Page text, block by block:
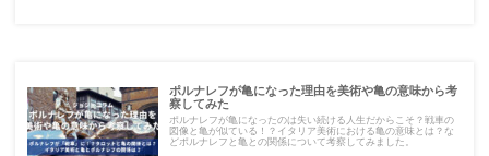
ポルナレフが亀になった理由を美術や亀の意味から考
察してみた
ポルナレフが亀になったのは失い続ける人生だからこそ？戦車の
図像と亀が似ている！？イタリア美術における亀の意味とは？な
どポルナレフと亀との関係について考察してみました。